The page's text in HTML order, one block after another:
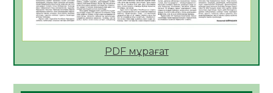
05.08.2026
25
Құрылтай үшін дауыс беруге дайын
ӘРБІР ДАУЫС – ҚОҒАМ ДАМУЫНА
PDF мұрағат